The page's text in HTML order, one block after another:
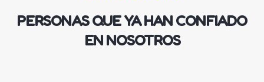
PERSONAS QUE YA HAN CONFIADO
EN NOSOTROS